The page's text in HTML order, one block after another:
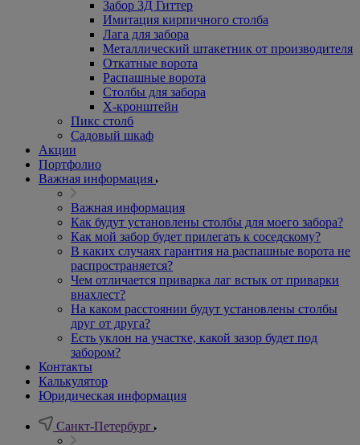
Забор 3Д Гиттер
Имитация кирпичного столба
Лага для забора
Металлический штакетник от производителя
Откатные ворота
Распашные ворота
Столбы для забора
Х-кронштейн
Пикс столб
Садовый шкаф
Акции
Портфолио
Важная информация
Важная информация
Как будут установлены столбы для моего забора?
Как мой забор будет прилегать к соседскому?
В каких случаях гарантия на распашные ворота не
распространяется?
Чем отличается приварка лаг встык от приварки
внахлест?
На каком расстоянии будут установлены столбы
друг от друга?
Есть уклон на участке, какой зазор будет под
забором?
Контакты
Калькулятор
Юридическая информация
Санкт-Петербург